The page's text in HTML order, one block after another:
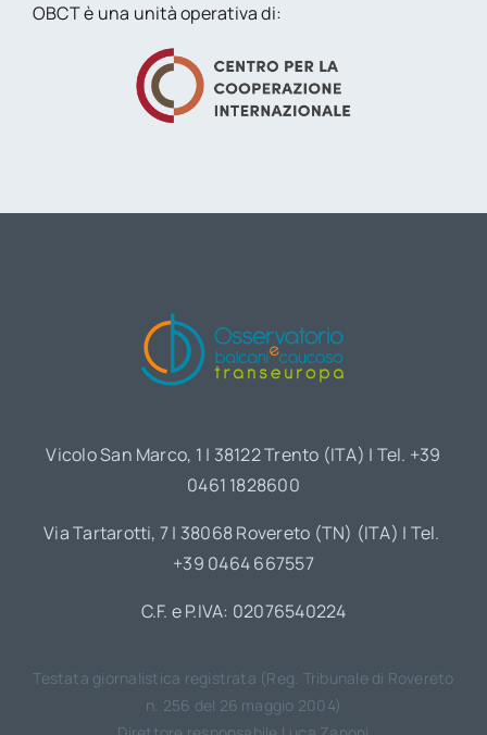
OBCT è una unità operativa di:
Vicolo San Marco, 1 | 38122 Trento (ITA) | Tel. +39
0461 1828600
Via Tartarotti, 7 | 38068 Rovereto (TN) (ITA) | Tel.
+39 0464 667557
C.F. e P.IVA: 02076540224
Testata giornalistica registrata (Reg. Tribunale di Rovereto
n. 256 del 26 maggio 2004)